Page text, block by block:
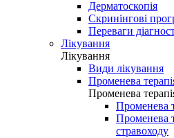
Дерматоскопія
Скринінгові
Переваги
Лікування
Лікування
Види лікування
Променева
Променева
Променева
Променева
стравоходу